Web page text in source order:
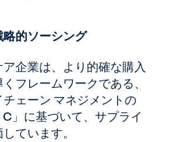
的ソーシング
企業は、より的確な購入
フレームワークである、
ェーン マネジメントの
C」に基づいて、サプライ
ています。